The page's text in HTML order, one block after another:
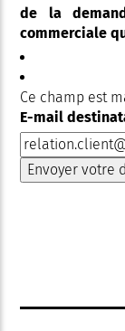
de la
commerciale
Ce champ est
E-mail